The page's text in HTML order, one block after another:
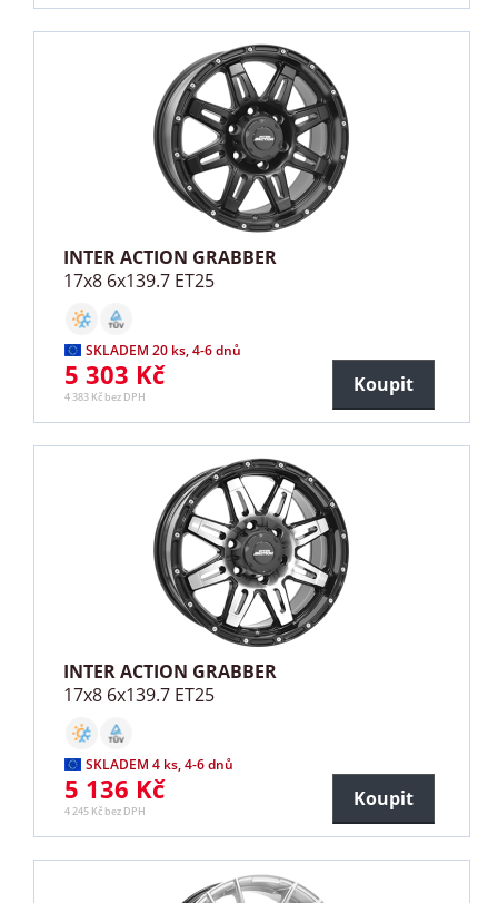
INTER ACTION GRABBER
17x8 6x139.7 ET25
SKLADEM 20 ks, 4-6 dnů
5 303 Kč
4 383 Kč bez DPH
Koupit
INTER ACTION GRABBER
17x8 6x139.7 ET25
SKLADEM 4 ks, 4-6 dnů
5 136 Kč
4 245 Kč bez DPH
Koupit